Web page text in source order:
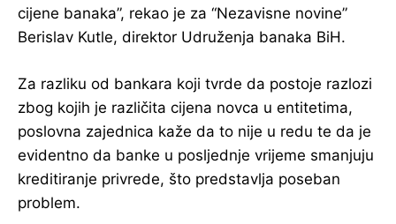
cijene banaka”, rekao je za “Nezavisne novine”
Berislav Kutle, direktor Udruženja banaka BiH.
Za razliku od bankara koji tvrde da postoje razlozi
zbog kojih je različita cijena novca u entitetima,
poslovna zajednica kaže da to nije u redu te da je
evidentno da banke u posljednje vrijeme smanjuju
kreditiranje privrede, što predstavlja poseban
problem.